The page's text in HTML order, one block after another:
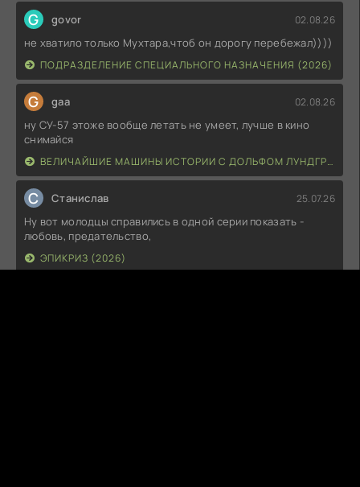
G govor 02.08.26
не хватило только Мухтара,чтоб он дорогу перебежал))))
ПОДРАЗДЕЛЕНИЕ СПЕЦИАЛЬНОГО НАЗНАЧЕНИЯ (2026)
G gaa 02.08.26
ну СУ-57 этоже вообще летать не умеет, лучше в кино
снимайся
ВЕЛИЧАЙШИЕ МАШИНЫ ИСТОРИИ С ДОЛЬФОМ ЛУНДГРЕНОМ (2026)
С Станислав 25.07.26
Ну вот молодцы справились в одной серии показать -
любовь, предательство,
ЭПИКРИЗ (2026)